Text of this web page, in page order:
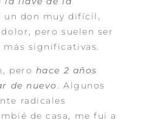
un don muy difícil,
pero suelen ser
más significativas.
pero hace 2 años
de nuevo . Algunos
radicales
de casa, me fui a